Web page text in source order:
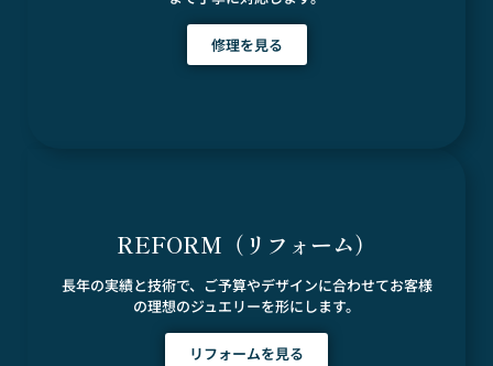
修理を見る
REFORM（リフォーム）
長年の実績と技術で、ご予算やデザインに合わせてお客様
の理想のジュエリーを形にします。
リフォームを見る